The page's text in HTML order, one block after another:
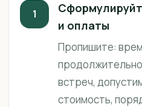
1
и оплаты
Пропишите:
встреч,
стоимость,